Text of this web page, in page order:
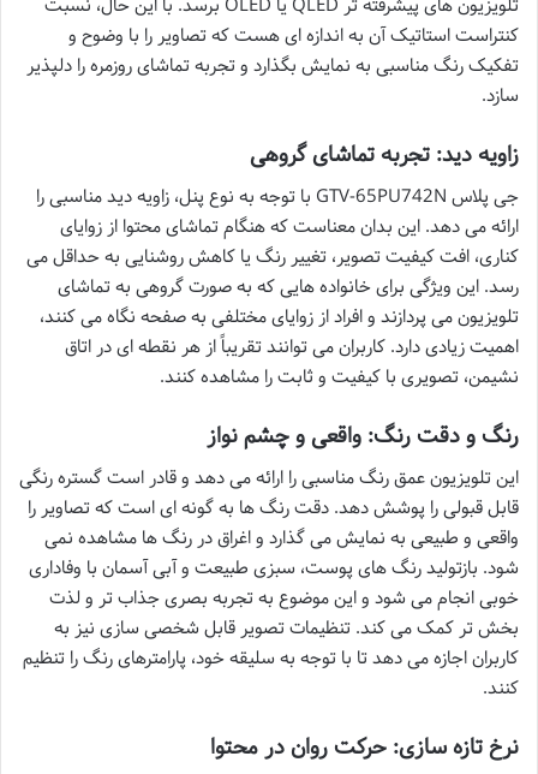
تلویزیون های پیشرفته تر QLED یا OLED برسد. با این حال، نسبت
کنتراست استاتیک آن به اندازه ای هست که تصاویر را با وضوح و
تفکیک رنگ مناسبی به نمایش بگذارد و تجربه تماشای روزمره را دلپذیر
سازد.
زاویه دید: تجربه تماشای گروهی
جی پلاس GTV-65PU742N با توجه به نوع پنل، زاویه دید مناسبی را
ارائه می دهد. این بدان معناست که هنگام تماشای محتوا از زوایای
کناری، افت کیفیت تصویر، تغییر رنگ یا کاهش روشنایی به حداقل می
رسد. این ویژگی برای خانواده هایی که به صورت گروهی به تماشای
تلویزیون می پردازند و افراد از زوایای مختلفی به صفحه نگاه می کنند،
اهمیت زیادی دارد. کاربران می توانند تقریباً از هر نقطه ای در اتاق
نشیمن، تصویری با کیفیت و ثابت را مشاهده کنند.
رنگ و دقت رنگ: واقعی و چشم نواز
این تلویزیون عمق رنگ مناسبی را ارائه می دهد و قادر است گستره رنگی
قابل قبولی را پوشش دهد. دقت رنگ ها به گونه ای است که تصاویر را
واقعی و طبیعی به نمایش می گذارد و اغراق در رنگ ها مشاهده نمی
شود. بازتولید رنگ های پوست، سبزی طبیعت و آبی آسمان با وفاداری
خوبی انجام می شود و این موضوع به تجربه بصری جذاب تر و لذت
بخش تر کمک می کند. تنظیمات تصویر قابل شخصی سازی نیز به
کاربران اجازه می دهد تا با توجه به سلیقه خود، پارامترهای رنگ را تنظیم
کنند.
نرخ تازه سازی: حرکت روان در محتوا